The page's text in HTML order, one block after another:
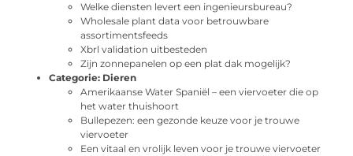
Welke diensten levert een ingenieursbureau?
Wholesale plant data voor betrouwbare
assortimentsfeeds
Xbrl validation uitbesteden
Zijn zonnepanelen op een plat dak mogelijk?
Categorie: Dieren
Amerikaanse Water Spaniël – een viervoeter die op
het water thuishoort
Bullepezen: een gezonde keuze voor je trouwe
viervoeter
Een vitaal en vrolijk leven voor je trouwe viervoeter